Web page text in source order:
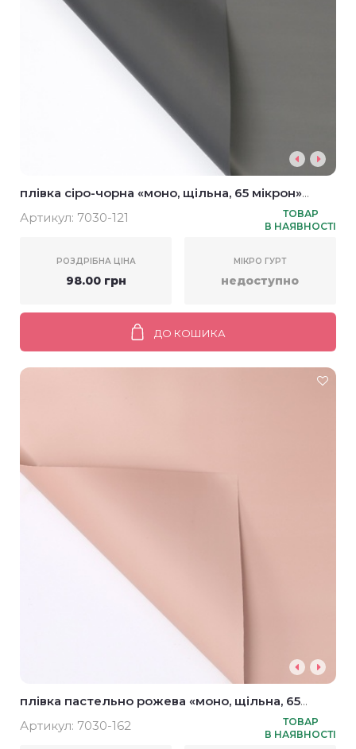
плівка сіро-чорна «моно, щільна, 65 мікрон»
58*58см (20шт)
Артикул: 7030-121
ТОВАР
В НАЯВНОСТІ
РОЗДРІБНА ЦІНА
98.00 грн
МІКРО ГУРТ
недоступно
ДО КОШИКА
плівка пастельно рожева «моно, щільна, 65
мікрон» 58*58см (20шт)
Артикул: 7030-162
ТОВАР
В НАЯВНОСТІ